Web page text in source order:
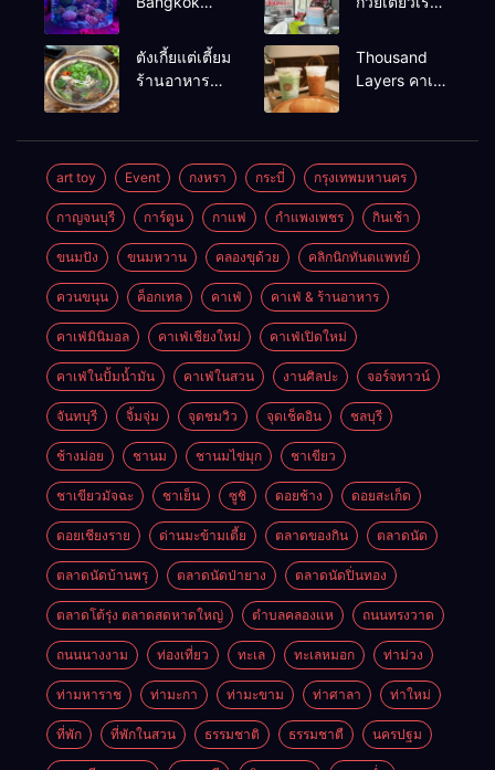
แบงค์คอก
อร่อยร้านดัง
หาดใหญ่
ตังเกี้ยแต่เตี้ยม
ร้านอาหาร
Thousand
Layers คาเฟ่
art toy Event กงหรา กระบี่ กรุงเทพมหานคร
กาญจนบุรี การ์ตูน กาแฟ กำแพงเพชร กินเช้า
ขนมปัง ขนมหวาน คลองขุด้วย คลิกนิกทันตแพทย์
ควนขนุน ค็อกเทล คาเฟ่ คาเฟ่ & ร้านอาหาร
คาเฟ่มินิมอล คาเฟ่เชียงใหม่ คาเฟ่เปิดใหม่
คาเฟ่ในปั้มน้ำมัน คาเฟ่ในสวน งานศิลปะ จอร์จทาวน์
จันทบุรี จิ้มจุ่ม จุดชมวิว จุดเช็คอิน ชลบุรี
ช้างม่อย ชานม ชานมไข่มุก ชาเขียว
ชาเขียวมัจฉะ ชาเย็น ซูชิ ดอยช้าง ดอยสะเก็ด
ดอยเชียงราย ด่านมะข้ามเตี้ย ตลาดของกิน ตลาดนัด
ตลาดนัดบ้านพรุ ตลาดนัดป่ายาง ตลาดนัดปิ่นทอง
ตลาดโต้รุ่ง ตลาดสดหาดใหญ่ ตำบลคลองแห ถนนทรงวาด
ถนนนางงาม ท่องเที่ยว ทะเล ทะเลหมอก ท่าม่วง
ท่ามหาราช ท่ามะกา ท่ามะขาม ท่าศาลา ท่าใหม่
ที่พัก ที่พักในสวน ธรรมชาติ ธรรมชาตื นครปฐม